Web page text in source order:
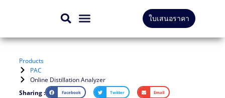
content
ใบเสนอราคา
Products
PAC
Online Distillation Analyzer
Sharing :
Facebook Twitter Email